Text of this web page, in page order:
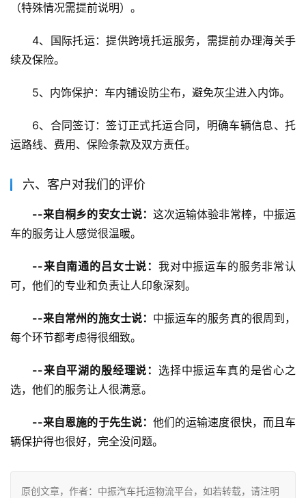
（特殊情况需提前说明）。
4、国际托运：提供跨境托运服务，需提前办理海关手
续及保险。
5、内饰保护：车内铺设防尘布，避免灰尘进入内饰。
6、合同签订：签订正式托运合同，明确车辆信息、托
运路线、费用、保险条款及双方责任。
六、客户对我们的评价
--来自桐乡的安女士说： 这次运输体验非常棒，中振运
车的服务让人感觉很温暖。
--来自南通的吕女士说： 我对中振运车的服务非常认
可，他们的专业和负责让人印象深刻。
--来自常州的施女士说： 中振运车的服务真的很周到，
每个环节都考虑得很细致。
--来自平湖的殷经理说： 选择中振运车真的是省心之
选，他们的服务让人很满意。
--来自恩施的于先生说： 他们的运输速度很快，而且车
辆保护得也很好，完全没问题。
原创文章，作者：中振汽车托运物流平台，如若转载，请注明